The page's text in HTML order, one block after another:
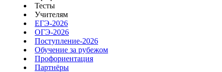
Тесты
Учителям
ЕГЭ-2026
ОГЭ-2026
Поступление-2026
Обучение за рубежом
Профориентация
Партнёры